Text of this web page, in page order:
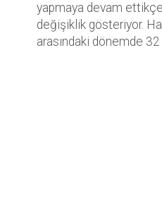
yapmaya devam
değişiklik gösteriyor.
arasındaki dönemde